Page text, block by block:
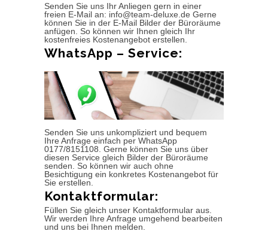
Senden Sie uns Ihr Anliegen gern in einer
freien E-Mail an: info@team-deluxe.de Gerne
können Sie in der E-Mail Bilder der Büroräume
anfügen. So können wir Ihnen gleich Ihr
kostenfreies Kostenangebot erstellen.
WhatsApp – Service:
Senden Sie uns unkompliziert und bequem
Ihre Anfrage einfach per WhatsApp
0177/8151108. Gerne können Sie uns über
diesen Service gleich Bilder der Büroräume
senden. So können wir auch ohne
Besichtigung ein konkretes Kostenangebot für
Sie erstellen.
Kontaktformular:
Füllen Sie gleich unser Kontaktformular aus.
Wir werden Ihre Anfrage umgehend bearbeiten
und uns bei Ihnen melden.